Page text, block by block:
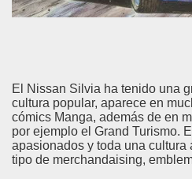
El Nissan Silvia ha tenido una
cultura popular, aparece en
cómics Manga, además de en
por ejemplo el Grand Turismo.
apasionados y toda una cultura
tipo de merchandaising,